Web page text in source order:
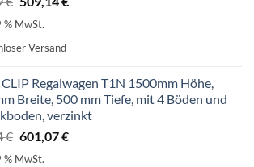
Preis
598,99 €
% MwSt.
Versand
Regalwagen T1N 1500mm Höhe,
Breite, 500 mm Tiefe, mit 4 Böden und
verzinkt
€ Ursprünglicher
Preis
601,07€Aktueller
% MwSt.